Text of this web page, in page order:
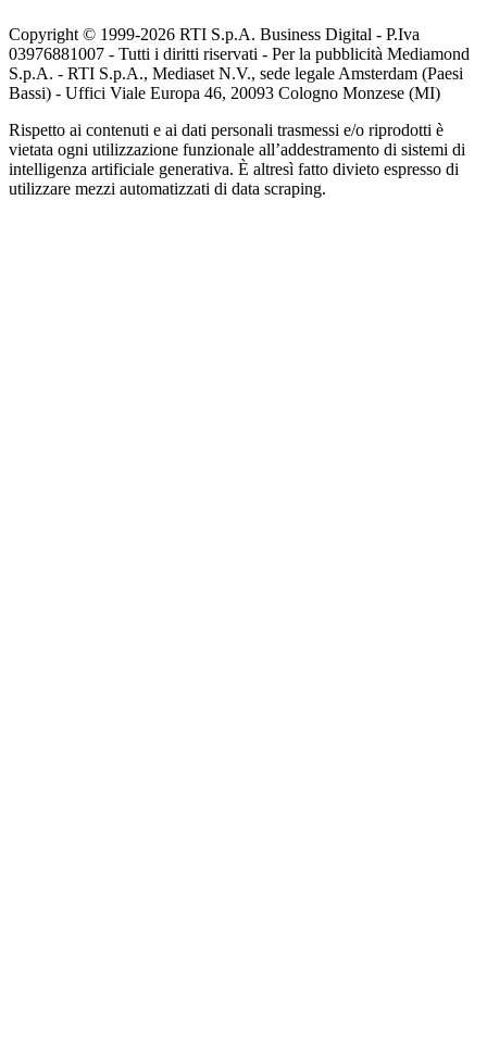
Copyright © 1999-2026 RTI S.p.A. Business Digital - P.Iva
03976881007 - Tutti i diritti riservati - Per la pubblicità Mediamond
S.p.A. - RTI S.p.A., Mediaset N.V., sede legale Amsterdam (Paesi
Bassi) - Uffici Viale Europa 46, 20093 Cologno Monzese (MI)
Rispetto ai contenuti e ai dati personali trasmessi e/o riprodotti è
vietata ogni utilizzazione funzionale all’addestramento di sistemi di
intelligenza artificiale generativa. È altresì fatto divieto espresso di
utilizzare mezzi automatizzati di data scraping.